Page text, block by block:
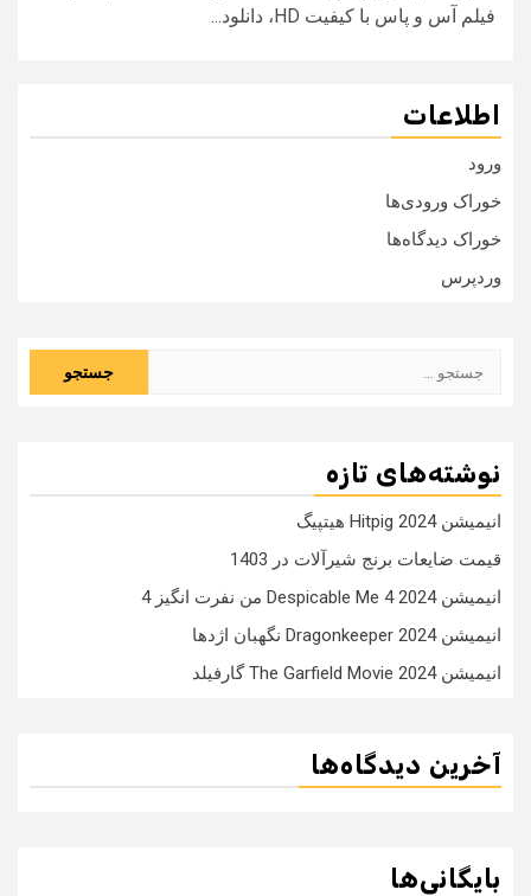
فیلم آس و پاس با کیفیت HD، دانلود...
اطلاعات
ورود
خوراک ورودی‌ها
خوراک دیدگاه‌ها
وردپرس
نوشته‌های تازه
انیمیشن Hitpig 2024 هیتپیگ
قیمت ضایعات برنج شیرآلات در 1403
انیمیشن Despicable Me 4 2024 من نفرت انگیز 4
انیمیشن Dragonkeeper 2024 نگهبان اژدها
انیمیشن The Garfield Movie 2024 گارفیلد
آخرین دیدگاه‌ها
بایگانی‌ها